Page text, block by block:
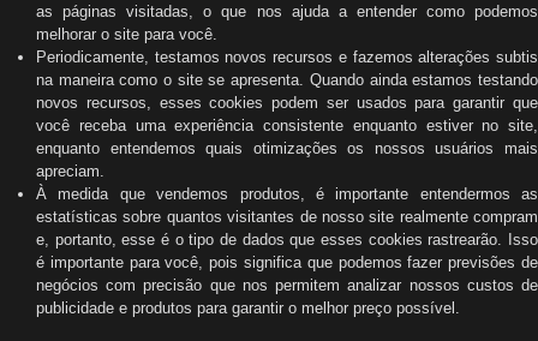
as páginas visitadas, o que nos ajuda a entender como podemos
melhorar o site para você.
Periodicamente, testamos novos recursos e fazemos alterações subtis
na maneira como o site se apresenta. Quando ainda estamos testando
novos recursos, esses cookies podem ser usados ​​para garantir que
você receba uma experiência consistente enquanto estiver no site,
enquanto entendemos quais otimizações os nossos usuários mais
apreciam.
À medida que vendemos produtos, é importante entendermos as
estatísticas sobre quantos visitantes de nosso site realmente compram
e, portanto, esse é o tipo de dados que esses cookies rastrearão. Isso
é importante para você, pois significa que podemos fazer previsões de
negócios com precisão que nos permitem analizar nossos custos de
publicidade e produtos para garantir o melhor preço possível.